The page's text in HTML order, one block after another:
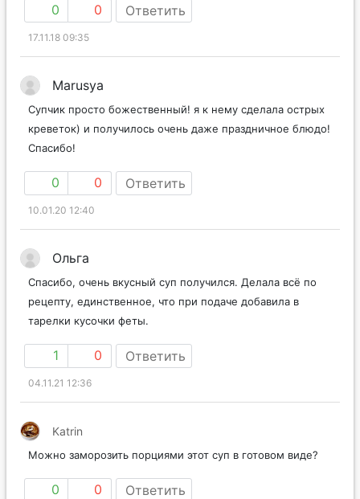
0 0 Ответить
17.11.18 09:35
Marusya
Супчик просто божественный! я к нему сделала острых
креветок) и получилось очень даже праздничное блюдо!
Спасибо!
0 0 Ответить
10.01.20 12:40
Ольга
Спасибо, очень вкусный суп получился. Делала всё по
рецепту, единственное, что при подаче добавила в
тарелки кусочки феты.
1 0 Ответить
04.11.21 12:36
Katrin
Можно заморозить порциями этот суп в готовом виде?
0 0 Ответить